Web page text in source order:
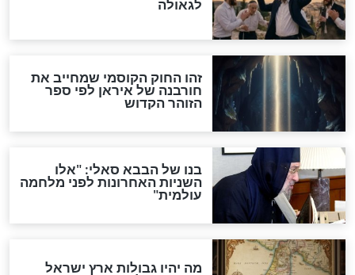
"לפני הגאולה תהיה אפיקורסות
והכחשה גדולה מאוד של
האמונה"
האם לאחר בוא המשיח יהיה
אפשר לחזור בתשובה?